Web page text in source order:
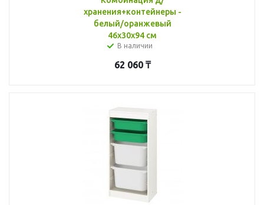
хранения+контейнеры -
белый/оранжевый
46x30x94 см
В наличии
62 060₸